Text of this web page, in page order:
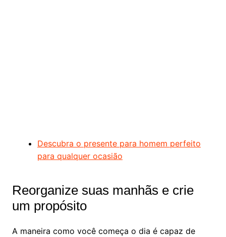
Descubra o presente para homem perfeito
para qualquer ocasião
Reorganize suas manhãs e crie
um propósito
A maneira como você começa o dia é capaz de